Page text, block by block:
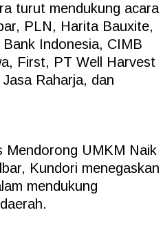
turut mendukung acara
PLN, Harita Bauxite,
Indonesia, CIMB
First, PT Well Harvest
Raharja, dan
Mendorong UMKM Naik
Kundori menegaskan
mendukung